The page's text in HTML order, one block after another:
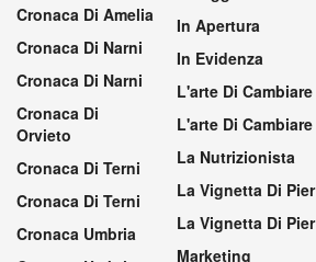
Cronaca Di Amelia
Cronaca Di Narni
Cronaca Di Narni
Cronaca Di
Orvieto
Cronaca Di Terni
Cronaca Di Terni
Cronaca Umbria
In Apertura
In Evidenza
L'arte Di Cambiare
L'arte Di Cambiare
La Nutrizionista
La Vignetta Di Pier
La Vignetta Di Pier
Marketing